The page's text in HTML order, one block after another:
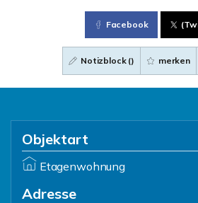
Facebook
Notizblock () merken
Objektart
Etagenwohnung
Adresse